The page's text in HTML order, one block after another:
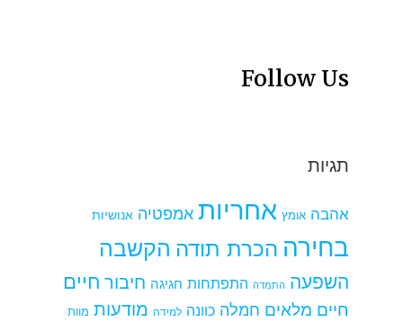
Follow Us
תגיות
אהבה אומץ אחריות אמפטיה אנושיות
בחירה הכרת תודה הקשבה
השפעה התמדה התפתחות חגיגה חיבור חיים
חיים מלאים חמלה כוונה למידה מודעות מוות